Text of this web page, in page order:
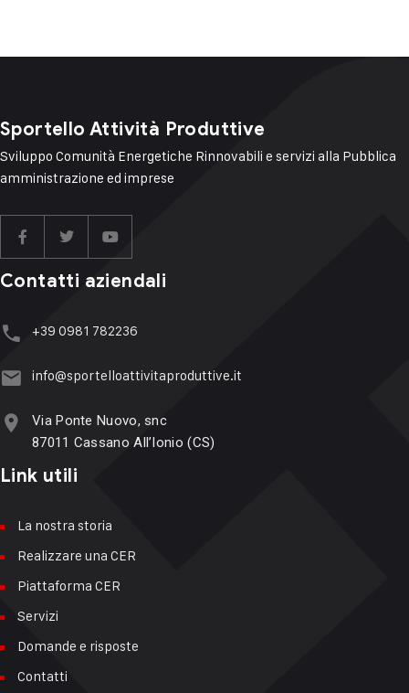
Sportello Attività Produttive
Sviluppo Comunità Energetiche Rinnovabili e servizi alla Pubblica
amministrazione ed imprese
Contatti aziendali
+39 ‭‭0981 782236
info@sportelloattivitaproduttive.it
Via Ponte Nuovo, snc
87011 Cassano All’Ionio (CS)
Link utili
La nostra storia
Realizzare una CER
Piattaforma CER
Servizi
Domande e risposte
Contatti